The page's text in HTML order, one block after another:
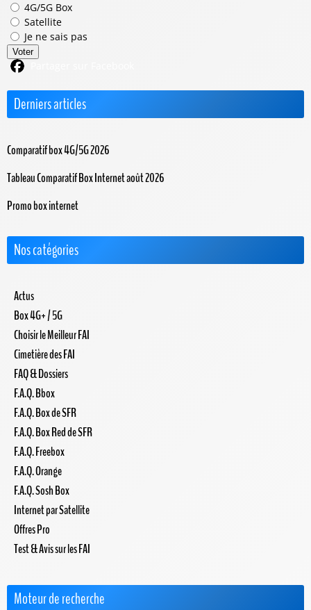
4G/5G Box
Satellite
Je ne sais pas
Voter
Derniers articles
Comparatif box 4G/5G 2026
Tableau Comparatif Box Internet août 2026
Promo box internet
Nos catégories
Actus
Box 4G+ / 5G
Choisir le Meilleur FAI
Cimetière des FAI
FAQ & Dossiers
F.A.Q. Bbox
F.A.Q. Box de SFR
F.A.Q. Box Red de SFR
F.A.Q. Freebox
F.A.Q. Orange
F.A.Q. Sosh Box
Internet par Satellite
Offres Pro
Test & Avis sur les FAI
Moteur de recherche